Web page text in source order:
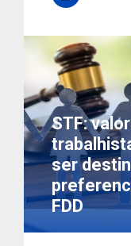
STF:
ser
FDD